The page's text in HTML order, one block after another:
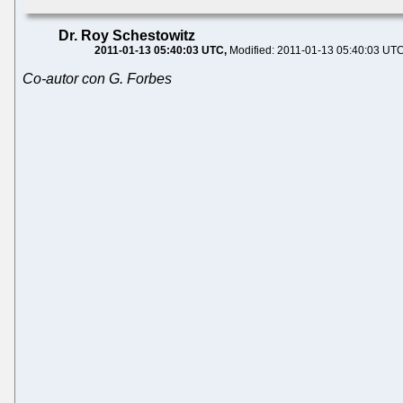
Dr. Roy Schestowitz
2011-01-13 05:40:03 UTC Modified: 2011-01-13 05:40:03
Co-autor con G. Forbes